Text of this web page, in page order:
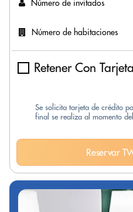
Número de invitados
Número de habitaciones
Retener Con
Se solicita tarjeta de crédito
final se realiza al momento
Reservar